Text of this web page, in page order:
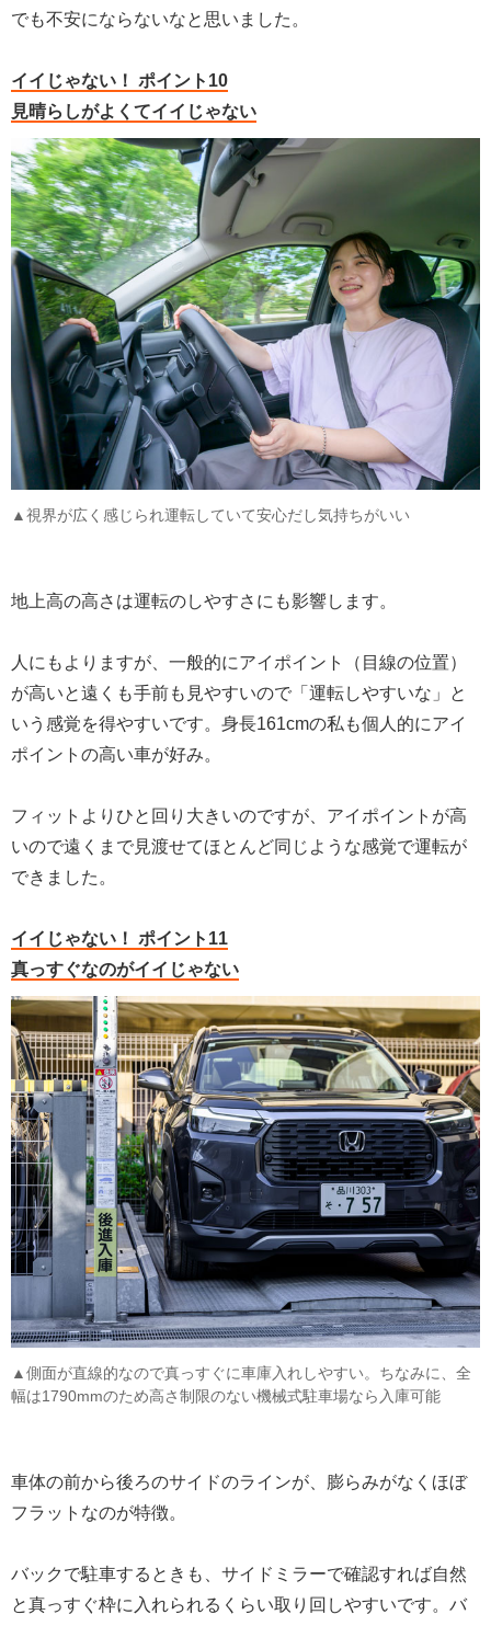
でも不安にならないなと思いました。
イイじゃない！ ポイント10
見晴らしがよくてイイじゃない
▲視界が広く感じられ運転していて安心だし気持ちがいい
地上高の高さは運転のしやすさにも影響します。
人にもよりますが、一般的にアイポイント（目線の位置）
が高いと遠くも手前も見やすいので「運転しやすいな」と
いう感覚を得やすいです。身長161cmの私も個人的にアイ
ポイントの高い車が好み。
フィットよりひと回り大きいのですが、アイポイントが高
いので遠くまで見渡せてほとんど同じような感覚で運転が
できました。
イイじゃない！ ポイント11
真っすぐなのがイイじゃない
▲側面が直線的なので真っすぐに車庫入れしやすい。ちなみに、全
幅は1790mmのため高さ制限のない機械式駐車場なら入庫可能
車体の前から後ろのサイドのラインが、膨らみがなくほぼ
フラットなのが特徴。
バックで駐車するときも、サイドミラーで確認すれば自然
と真っすぐ枠に入れられるくらい取り回しやすいです。バ